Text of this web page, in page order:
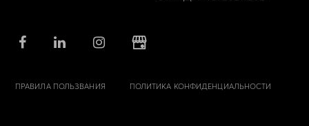
ПРАВИЛА ПОЛЬЗВАНИЯ ПОЛИТИКА КОНФИДЕНЦИАЛЬНОСТИ